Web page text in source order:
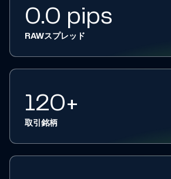
0.0 pips
RAWスプレッド
120+
取引銘柄